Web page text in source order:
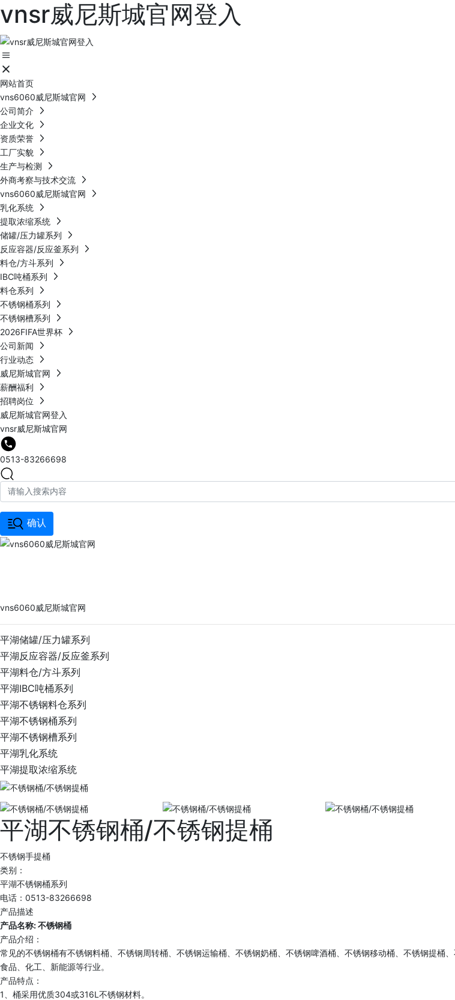
vnsr威尼斯城官网登入
网站首页
vns6060威尼斯城官网
公司简介
企业文化
资质荣誉
工厂实貌
生产与检测
外商考察与技术交流
vns6060威尼斯城官网
乳化系统
提取浓缩系统
储罐/压力罐系列
反应容器/反应釜系列
料仓/方斗系列
IBC吨桶系列
料仓系列
不锈钢桶系列
不锈钢槽系列
2026FIFA世界杯
公司新闻
行业动态
威尼斯城官网
薪酬福利
招聘岗位
威尼斯城官网登入
vnsr威尼斯城官网
0513-83266698
确认
vns6060威尼斯城官网
平湖储罐/压力罐系列
平湖反应容器/反应釜系列
平湖料仓/方斗系列
平湖IBC吨桶系列
平湖不锈钢料仓系列
平湖不锈钢桶系列
平湖不锈钢槽系列
平湖乳化系统
平湖提取浓缩系统
平湖不锈钢桶/不锈钢提桶
不锈钢手提桶
类别：
平湖不锈钢桶系列
电话：0513-83266698
产品描述
产品名称: 不锈钢桶
产品介绍：
常见的不锈钢桶有不锈钢料桶、不锈钢周转桶、不锈钢运输桶、不锈钢奶桶、不锈钢啤酒桶、不锈钢移动桶、不锈钢提桶
食品、化工、新能源等行业。
产品特点：
1、桶采用优质304或316L不锈钢材料。